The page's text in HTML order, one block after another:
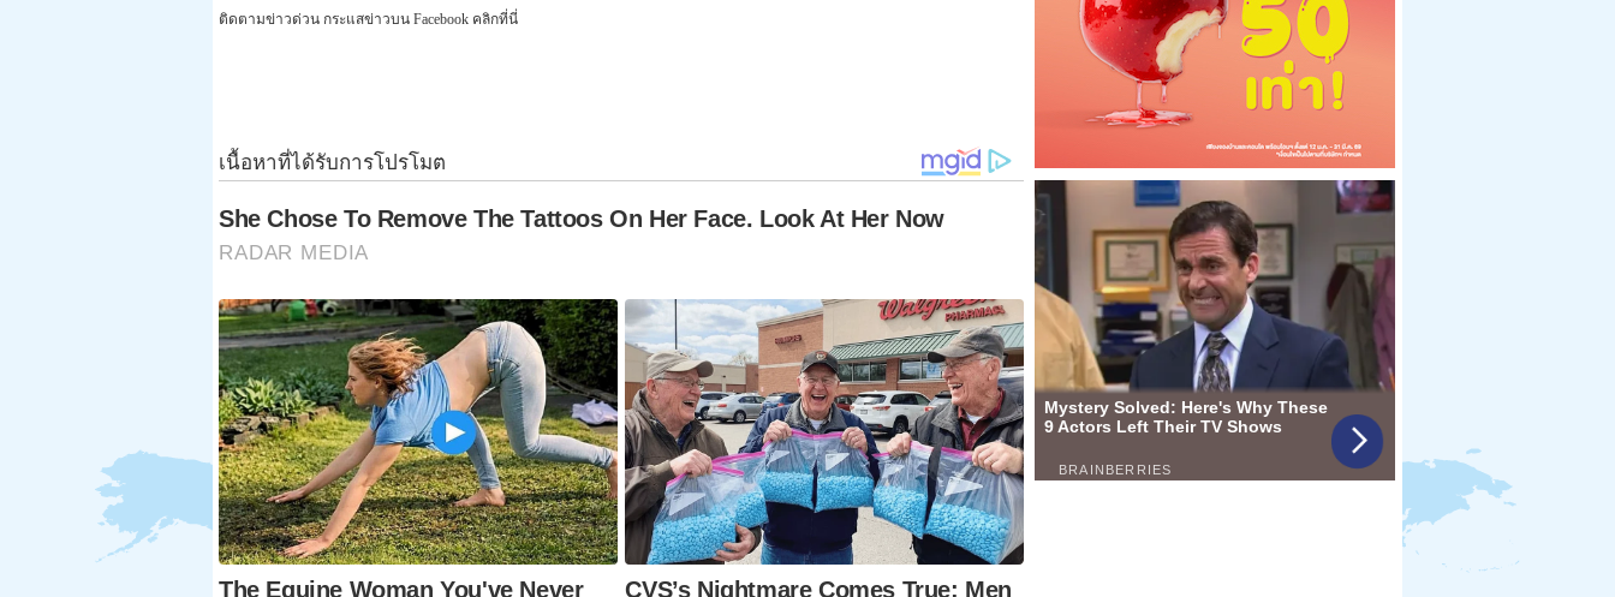
ติดตามข่าวด่วน กระแสข่าวบน Facebook คลิกที่นี่